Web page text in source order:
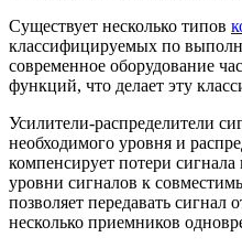
Существует несколько типов
классифицируемых по
современное оборудование
функций, что делает эту
Усилители-распределители
необходимого уровня и
компенсирует потери
уровни сигналов к
позволяет передавать сигнал
несколько приемников